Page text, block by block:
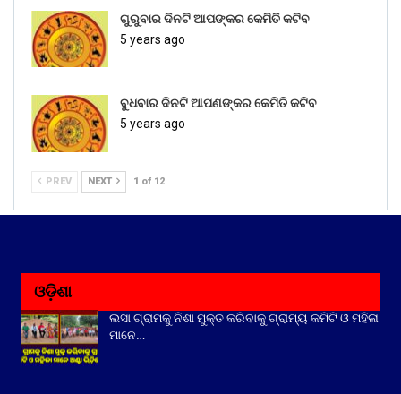
ଗୁରୁବାର ଦିନଟି ଆପଙ୍କର କେମିତି କଟିବ
5 years ago
ବୁଧବାର ଦିନଟି ଆପଣଙ୍କର କେମିତି କଟିବ
5 years ago
PREV NEXT 1 of 12
ଓଡ଼ିଶା
ଲସା ଗ୍ରାମକୁ ନିଶା ମୁକ୍ତ କରିବାକୁ ଗ୍ରାମ୍ୟ କମିଟି ଓ ମହିଳା
ମାନେ…